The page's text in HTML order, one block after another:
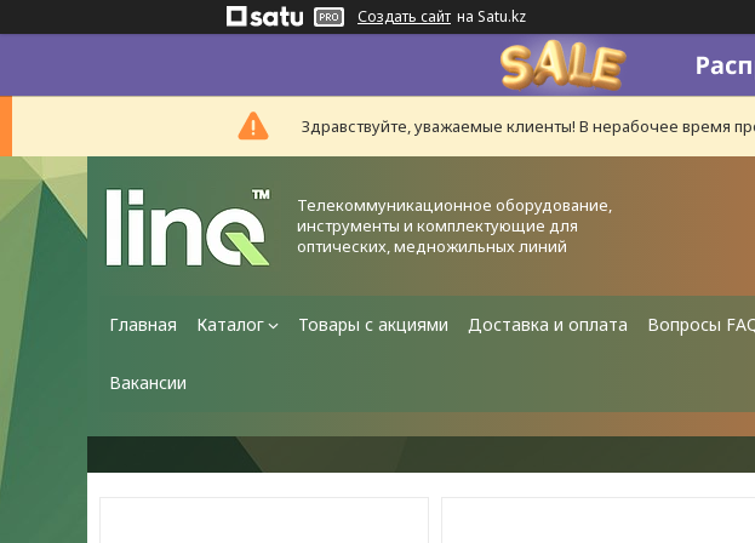
Создать сайт на Satu.kz
Здравствуйте, уважаемые клиенты! В нерабочее время
Телекоммуникационное оборудование,
инструменты и комплектующие для
оптических, медножильных линий
Главная Каталог Товары с акциями Доставка и оплата Вопросы
Вакансии